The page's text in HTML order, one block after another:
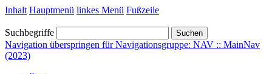
Inhalt Hauptmenü linkes Menü Fußzeile
Suchbegriffe Suchen
Navigation überspringen für Navigationsgruppe: NAV :: MainNav
(2023)